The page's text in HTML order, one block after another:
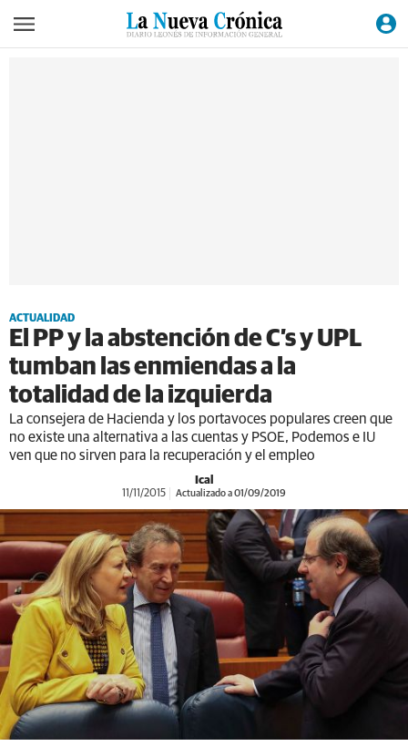
ACTUALIDAD
El PP y la abstención de C’s y UPL
tumban las enmiendas a la
totalidad de la izquierda
La consejera de Hacienda y los portavoces populares creen que
no existe una alternativa a las cuentas y PSOE, Podemos e IU
ven que no sirven para la recuperación y el empleo
Ical
11/11/2015 Actualizado a 01/09/2019